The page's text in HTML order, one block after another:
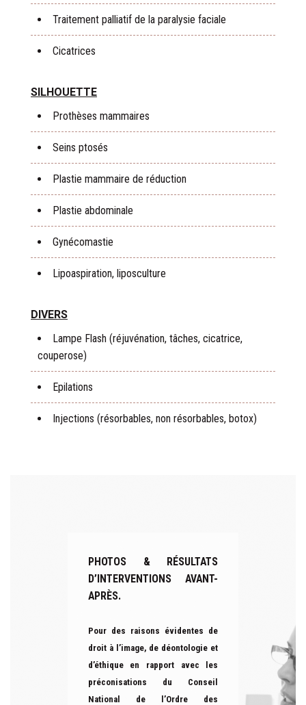
Traitement palliatif de la paralysie faciale
Cicatrices
SILHOUETTE
Prothèses mammaires
Seins ptosés
Plastie mammaire de réduction
Plastie abdominale
Gynécomastie
Lipoaspiration, liposculture
DIVERS
Lampe Flash (réjuvénation, tâches, cicatrice,
couperose)
Epilations
Injections (résorbables, non résorbables, botox)
PHOTOS & RÉSULTATS
D’INTERVENTIONS AVANT-
APRÈS.
Pour des raisons évidentes de
droit à l’image, de déontologie et
d’éthique en rapport avec les
préconisations du Conseil
National de l’Ordre des